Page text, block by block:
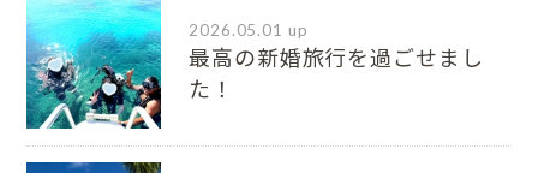
2026.05.01 up
最高の新婚旅行を過ごせまし
た！